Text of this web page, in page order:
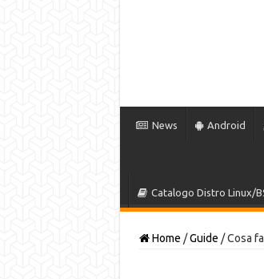
News Android
Catalogo Distro Linux/
Home / Guide / Cosa